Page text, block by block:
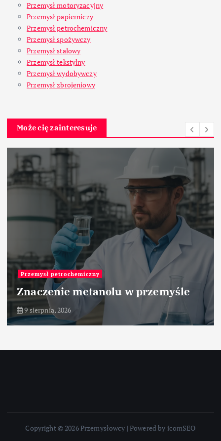
Przemysł motoryzacyjny
Przemysł papierniczy
Przemysł petrochemiczny
Przemysł spożywczy
Przemysł stalowy
Przemysł tekstylny
Przemysł wydobywczy
Przemysł zbrojeniowy
Może cię zainteresuje
Przemysł petrochemiczny
Znaczenie metanolu w przemyśle
9 sierpnia, 2026
Copyright © 2026 Przemysłowcy | Powered by icomSEO